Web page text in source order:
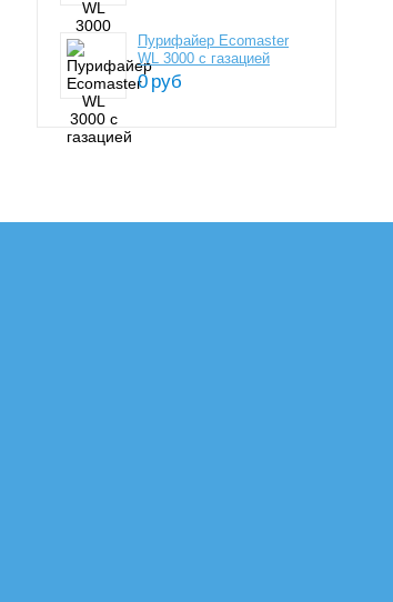
Пурифайер Ecomaster
WL 3000 c газацией
0 руб